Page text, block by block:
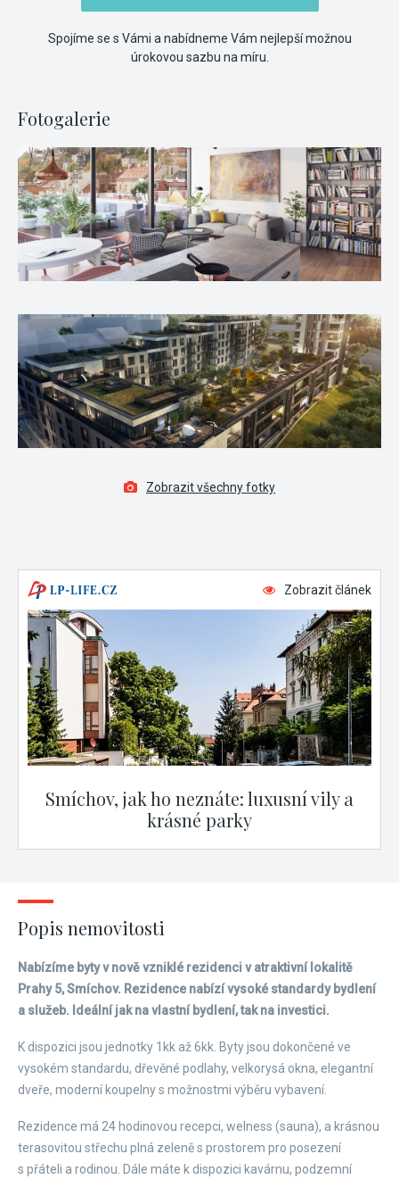
Spojíme se s Vámi a nabídneme Vám nejlepší možnou
úrokovou sazbu na míru.
Fotogalerie
Zobrazit všechny fotky
Zobrazit článek
Smíchov, jak ho neznáte: luxusní vily a
krásné parky
Popis nemovitosti
Nabízíme byty v nově vzniklé rezidenci v atraktivní lokalitě
Prahy 5, Smíchov. Rezidence nabízí vysoké standardy bydlení
a služeb. Ideální jak na vlastní bydlení, tak na investici.
K dispozici jsou jednotky 1kk až 6kk. Byty jsou dokončené ve
vysokém standardu, dřevěné podlahy, velkorysá okna, elegantní
dveře, moderní koupelny s možnostmi výběru vybavení.
Rezidence má 24 hodinovou recepci, welness (sauna), a krásnou
terasovitou střechu plná zeleně s prostorem pro posezení
s přáteli a rodinou. Dále máte k dispozici kavárnu, podzemní